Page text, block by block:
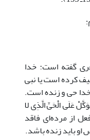
گفته است: خدا
کرده است یا نبی
حی و زنده است.
الْقَیُّومُ< (بقره: 255) و >وَ تَوَکَّلْ عَلَى الْحَیِّ الَّذِی لا
فعل از مرده‌ای فاقد
باید زنده باشد.